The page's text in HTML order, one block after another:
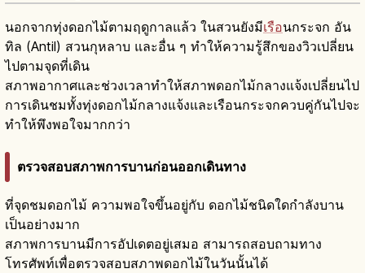
นอกจากทุ่งดอกไม้ตามฤดูกาลแล้ว ในสวนยังมีเรือนกระจก อัน
ทิล (Antil) สวนกุหลาบ และอื่น ๆ ทำให้ความรู้สึกของวิวเปลี่ยน
ไปตามจุดที่เดิน
สภาพอากาศและช่วงเวลาทำให้สภาพดอกไม้กลางแจ้งเปลี่ยนไป
การเดินชมทั้งทุ่งดอกไม้กลางแจ้งและเรือนกระจกควบคู่กันไปจะ
ทำให้พึงพอใจมากกว่า
ตรวจสอบสภาพการบานก่อนออกเดินทาง
ที่จุดชมดอกไม้ ความพอใจขึ้นอยู่กับ ดอกไม้ชนิดใดกำลังบาน
เป็นอย่างมาก
สภาพการบานมีการอัปเดตอยู่เสมอ สามารถสอบถามทาง
โทรศัพท์เพื่อตรวจสอบสภาพดอกไม้ในวันนั้นได้